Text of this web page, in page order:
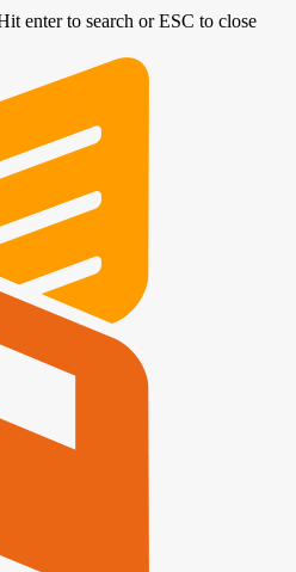
enter to search or ESC to close